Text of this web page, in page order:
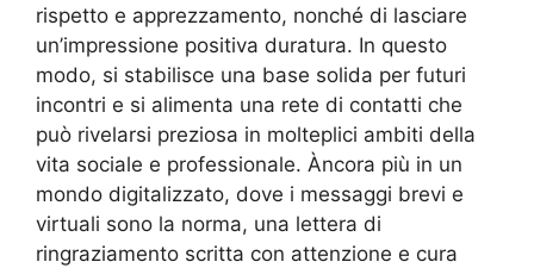
rispetto e apprezzamento, nonché di lasciare
un’impressione positiva duratura. In questo
modo, si stabilisce una base solida per futuri
incontri e si alimenta una rete di contatti che
può rivelarsi preziosa in molteplici ambiti della
vita sociale e professionale. Àncora più in un
mondo digitalizzato, dove i messaggi brevi e
virtuali sono la norma, una lettera di
ringraziamento scritta con attenzione e cura